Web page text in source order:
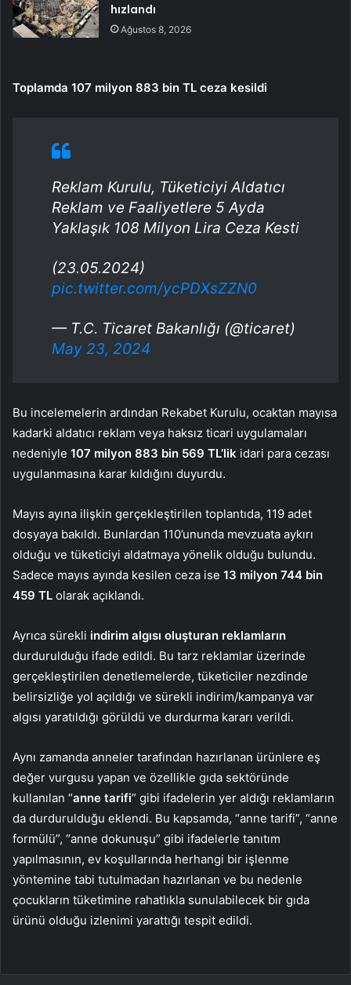
hızlandı
Ağustos 8, 2026
Toplamda 107 milyon 883 bin TL ceza kesildi
Reklam Kurulu, Tüketiciyi Aldatıcı
Reklam ve Faaliyetlere 5 Ayda
Yaklaşık 108 Milyon Lira Ceza Kesti
(23.05.2024)
pic.twitter.com/ycPDXsZZN0
— T.C. Ticaret Bakanlığı (@ticaret)
May 23, 2024
Bu incelemelerin ardından Rekabet Kurulu, ocaktan mayısa
kadarki aldatıcı reklam veya haksız ticari uygulamaları
nedeniyle 107 milyon 883 bin 569 TL’lik idari para cezası
uygulanmasına karar kıldığını duyurdu.
Mayıs ayına ilişkin gerçekleştirilen toplantıda, 119 adet
dosyaya bakıldı. Bunlardan 110’ununda mevzuata aykırı
olduğu ve tüketiciyi aldatmaya yönelik olduğu bulundu.
Sadece mayıs ayında kesilen ceza ise 13 milyon 744 bin
459 TL olarak açıklandı.
Ayrıca sürekli indirim algısı oluşturan reklamların
durdurulduğu ifade edildi. Bu tarz reklamlar üzerinde
gerçekleştirilen denetlemelerde, tüketiciler nezdinde
belirsizliğe yol açıldığı ve sürekli indirim/kampanya var
algısı yaratıldığı görüldü ve durdurma kararı verildi.
Aynı zamanda anneler tarafından hazırlanan ürünlere eş
değer vurgusu yapan ve özellikle gıda sektöründe
kullanılan “anne tarifi” gibi ifadelerin yer aldığı reklamların
da durdurulduğu eklendi. Bu kapsamda, “anne tarifi”, “anne
formülü”, “anne dokunuşu” gibi ifadelerle tanıtım
yapılmasının, ev koşullarında herhangi bir işlenme
yöntemine tabi tutulmadan hazırlanan ve bu nedenle
çocukların tüketimine rahatlıkla sunulabilecek bir gıda
ürünü olduğu izlenimi yarattığı tespit edildi.